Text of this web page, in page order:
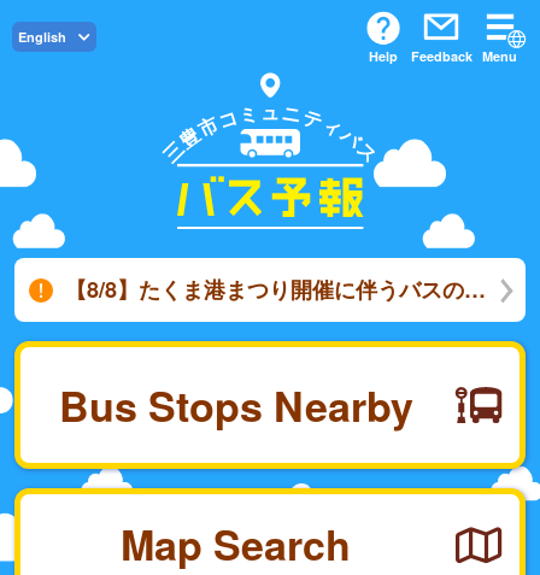
English
Help
Feedback Menu
三豊市コ ミ ュニティバス
【8/8】たくま港まつり開催に伴うバスの運行について
Bus Stops Nearby
Map Search